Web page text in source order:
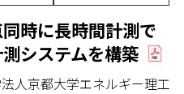
時に長時間計測で
システムを構築
人京都大学エネルギー理工